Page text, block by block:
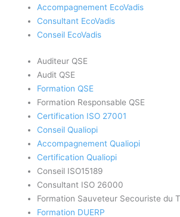
Accompagnement EcoVadis
Consultant EcoVadis
Conseil EcoVadis
Auditeur QSE
Audit QSE
Formation QSE
Formation Responsable QSE
Certification ISO 27001
Conseil Qualiopi
Accompagnement Qualiopi
Certification Qualiopi
Conseil ISO15189
Consultant ISO 26000
Formation Sauveteur Secouriste du
Formation DUERP